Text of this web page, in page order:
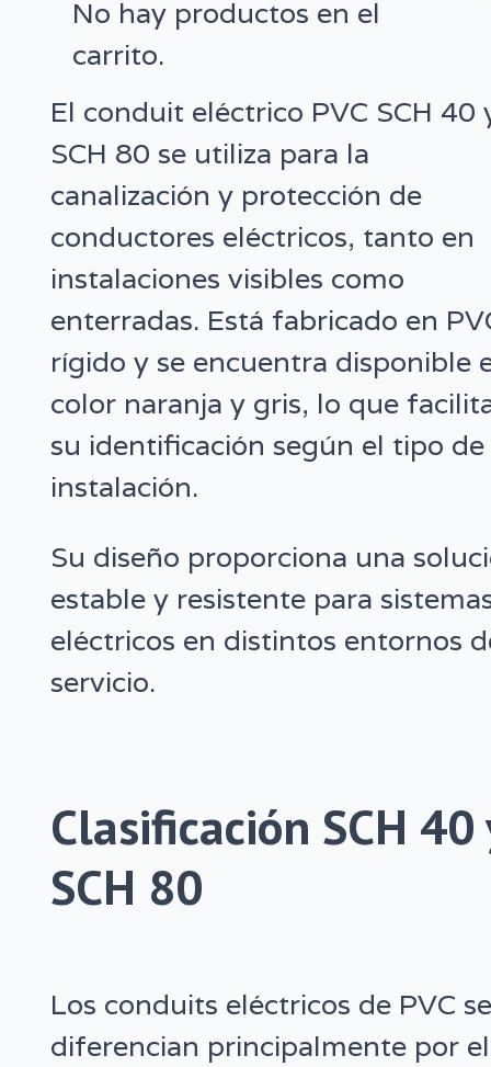
No hay productos en el
carrito.
El conduit eléctrico PVC SCH 40
SCH 80 se utiliza para la
canalización y protección de
conductores eléctricos, tanto en
instalaciones visibles como
enterradas. Está fabricado en
rígido y se encuentra disponible
color naranja y gris, lo que
su identificación según el tipo de
instalación.
Su diseño proporciona una
estable y resistente para
eléctricos en distintos entornos
servicio.
Clasificación SCH 40
SCH 80
Los conduits eléctricos de PVC
diferencian principalmente por el